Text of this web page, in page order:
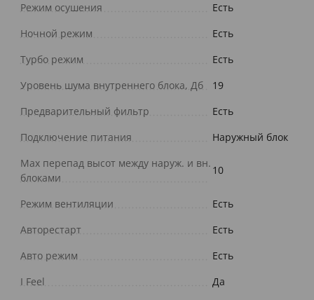
Режим осушения
Есть
Ночной режим
Есть
Турбо режим
Есть
Уровень шума внутреннего блока, Дб
19
Предварительный фильтр
Есть
Подключение питания
Наружный блок
Max перепад высот между наруж. и вн.
блоками
10
Режим вентиляции
Есть
Авторестарт
Есть
Авто режим
Есть
I Feel
Да